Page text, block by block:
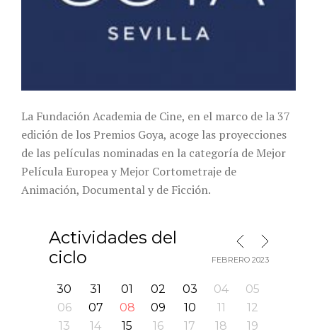
La Fundación Academia de Cine, en el marco de la 37
edición de los Premios Goya, acoge las proyecciones
de las películas nominadas en la categoría de Mejor
Película Europea y Mejor Cortometraje de
Animación, Documental y de Ficción.
Actividades del
ciclo
MES ANTERIOR
MES SIGUIENTE
FEBRERO 2023
30 31 01 02 03 04
05
06
07 08 09 10 11
12
13
14 15 16 17 18
19